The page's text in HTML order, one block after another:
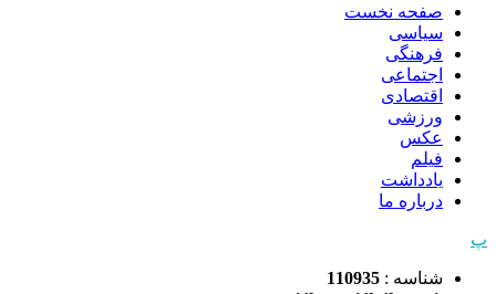
صفحه نخست
سیاسی
فرهنگی
اجتماعی
اقتصادی
ورزشی
عکس
فیلم
یادداشت
درباره ما
پ
شناسه : 110935